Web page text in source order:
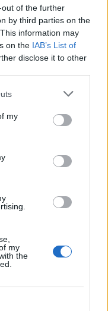
of the further
by third parties on the
information may
on the IAB’s List of
disclose it to other
my
my
the
kaikille –